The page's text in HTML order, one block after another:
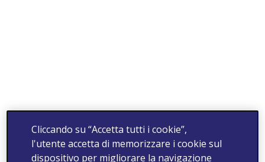
Cliccando su “Accetta tutti i cookie”,
l'utente accetta di memorizzare i cookie sul
dispositivo per migliorare la navigazione